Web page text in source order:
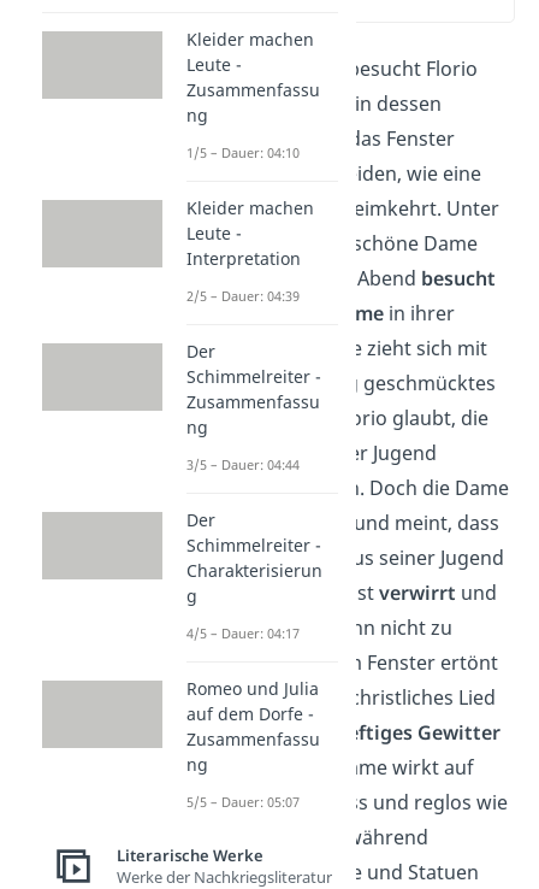
Kurze Zeit später besucht Florio
denRitter Donati
in dessen
. Durch das Fenster
beobachten die beiden, wie eine
Jagdgesellschaft heimkehrt. Unter
ihnen ist auch die schöne Dame
aus dem Park. Am Abend besucht
Florio dann
die Dame in ihrer
luxuriösen Villa. Sie zieht sich mit
ihm in ein prächtig geschmücktes
Zimmer zurück. Florio glaubt, die
Situation aus seiner Jugend
wiederzuerkennen. Doch die Dame
beschwichtigt ihn und meint, dass
jeder glaube, sie aus seiner Jugend
zu kennen.
istverwirrt und
erbetet zu Gott
, ihn nicht zu
verlassen. Vor dem Fenster ertönt
plötzlich ein altes christliches Lied
und es zieht ein
heftiges Gewitter
auf. Die schöne Dame wirkt auf
einmal wieder blass und reglos wie
, während
sämtliche Gemälde und Statuen
Kleider machen
Leute -
Zusammenfassu
ng
1/5 – Dauer: 04:10
Kleider machen
Leute -
Interpretation
2/5 – Dauer: 04:39
Der
Schimmelreiter -
Zusammenfassu
ng
3/5 – Dauer: 04:44
Der
Schimmelreiter -
Charakterisierun
g
4/5 – Dauer: 04:17
Romeo und Julia
auf dem Dorfe -
Zusammenfassu
ng
5/5 – Dauer: 05:07
Literarische Werke
Werke der Nachkriegsliteratur